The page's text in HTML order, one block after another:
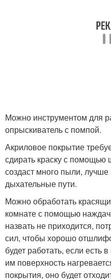
Можно инструментом для
опрыскиватель с помпой.
Акриловое покрытие
сдирать краску с помощью
создаст много пыли, лучше
дыхательные пути.
Можно обработать
комнате с помощью
назвать не приходится,
сил, чтобы хорошо
будет работать, если есть
им поверхность
покрытия, оно будет